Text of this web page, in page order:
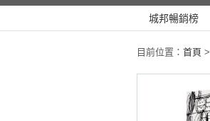
城邦暢銷榜
目前位置： 首頁 >